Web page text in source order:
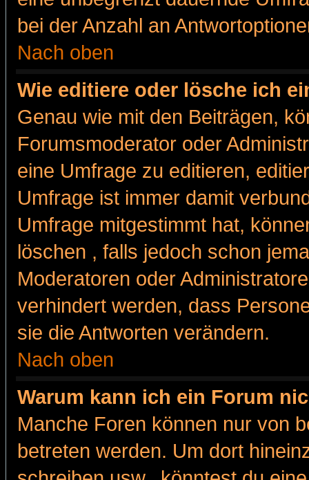
bei der Anzahl an
Nach oben
Wie editiere oder lösche ich
Genau wie mit den Beiträgen,
Forumsmoderator oder
eine Umfrage zu editieren,
Umfrage ist immer damit
Umfrage mitgestimmt hat,
löschen , falls jedoch schon
Moderatoren oder
verhindert werden, dass
sie die Antworten verändern.
Nach oben
Warum kann ich ein Forum
Manche Foren können nur von
betreten werden. Um dort